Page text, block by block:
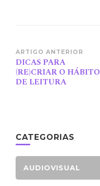
Navegação
de
post
ARTIGO ANTERIOR
DICAS PARA
(RE)CRIAR O HÁBITO
DE LEITURA
CATEGORIAS
AUDIOVISUAL